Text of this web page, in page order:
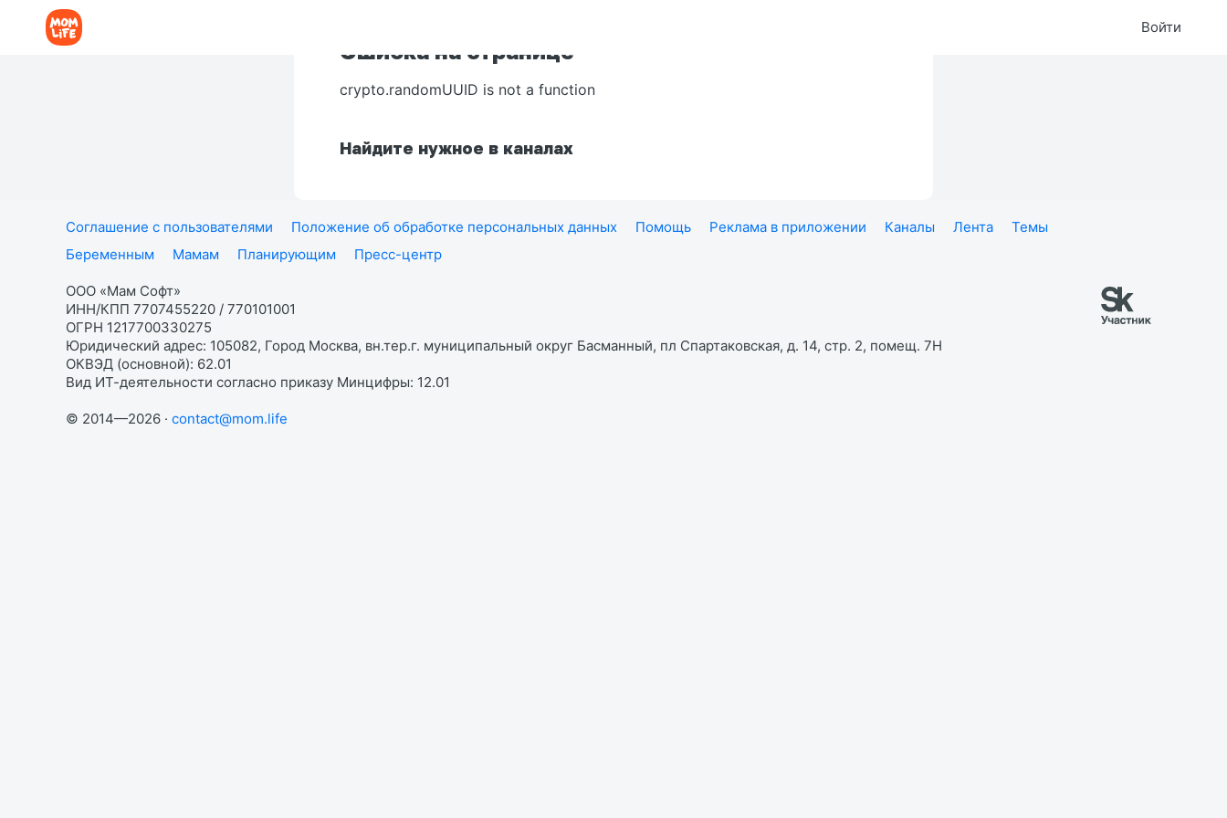
Войти
Ошибка на странице
crypto.randomUUID is not a function
Найдите нужное в каналах
Соглашение с пользователями Положение об обработке персональных данных Помощь Реклама в приложении Каналы Лента
Темы
Беременным
Мамам Планирующим Пресс-центр
ООО «Мам Софт»
ИНН/КПП 7707455220 / 770101001
ОГРН 1217700330275
Юридический адрес: 105082, Город Москва, вн.тер.г. муниципальный округ Басманный, пл Спартаковская, д. 14, стр. 2, помещ. 7Н
ОКВЭД (основной): 62.01
Вид ИТ-деятельности согласно приказу Минцифры: 12.01
© 2014—2026 · contact@mom.life